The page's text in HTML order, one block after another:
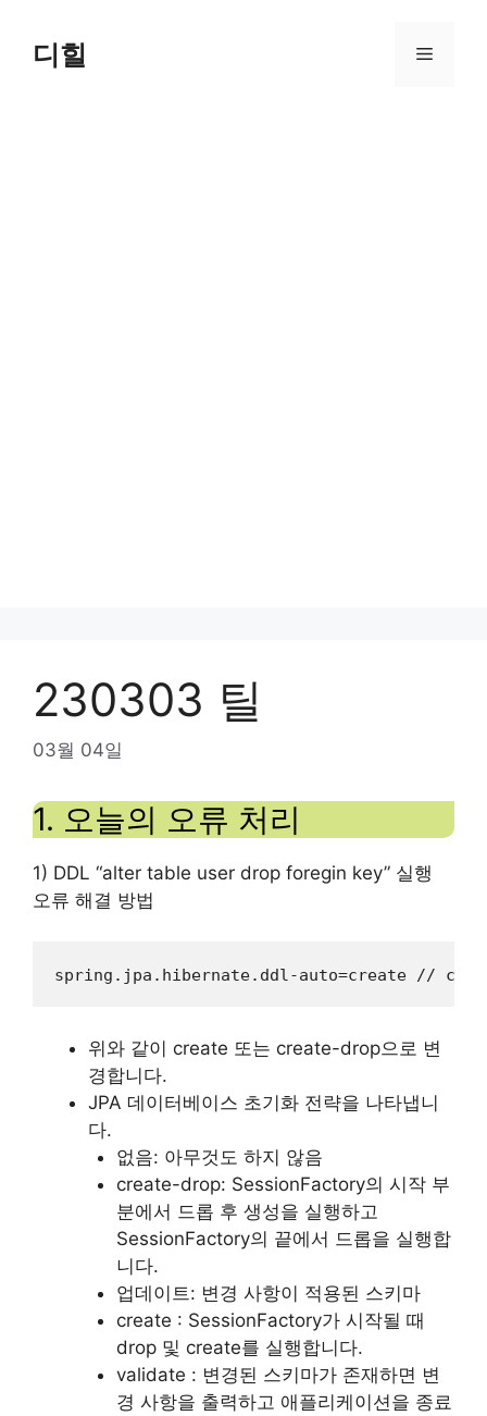
content디힐 Menu
230303 틸
03월 04일
1. 오늘의 오류 처리
1) DDL “alter table user drop foregin key” 실행
오류 해결 방법
spring.jpa.hibernate.ddl-auto=create //
위와 같이 create 또는 create-drop으로 변
경합니다.
JPA 데이터베이스 초기화 전략을 나타냅니
다.
없음: 아무것도 하지 않음
create-drop: SessionFactory의 시작 부
분에서 드롭 후 생성을 실행하고
SessionFactory의 끝에서 드롭을 실행합
니다.
업데이트: 변경 사항이 적용된 스키마
create : SessionFactory가 시작될 때
drop 및 create를 실행합니다.
validate : 변경된 스키마가 존재하면 변
경 사항을 출력하고 애플리케이션을 종료